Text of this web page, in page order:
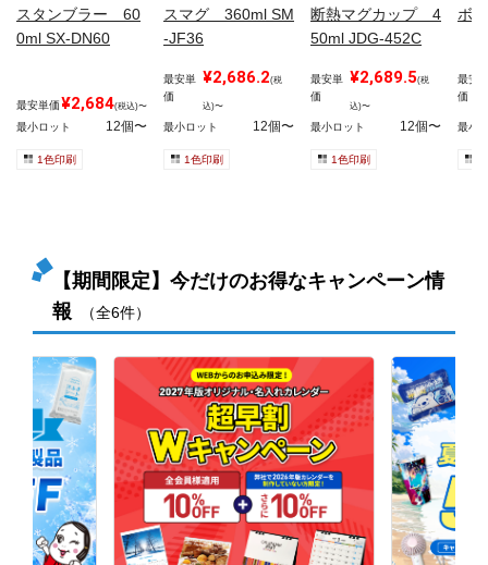
スタンブラー 60
0ml SX-DN60
最安単価¥2,684(税込)〜
最小ロット 12個〜
1色印刷
スマグ 360ml SM
-JF36
最安単
価
¥2,686.2(税
込)〜
最小ロット 12個〜
1色印刷
断熱マグカップ 4
50ml JDG-452C
最安単
価
¥2,689.5(税
込)〜
最小ロット 12個〜
1色印刷
ボ
最安
価
最小
【期間限定】今だけのお得なキャンペーン情
報
（全6件）